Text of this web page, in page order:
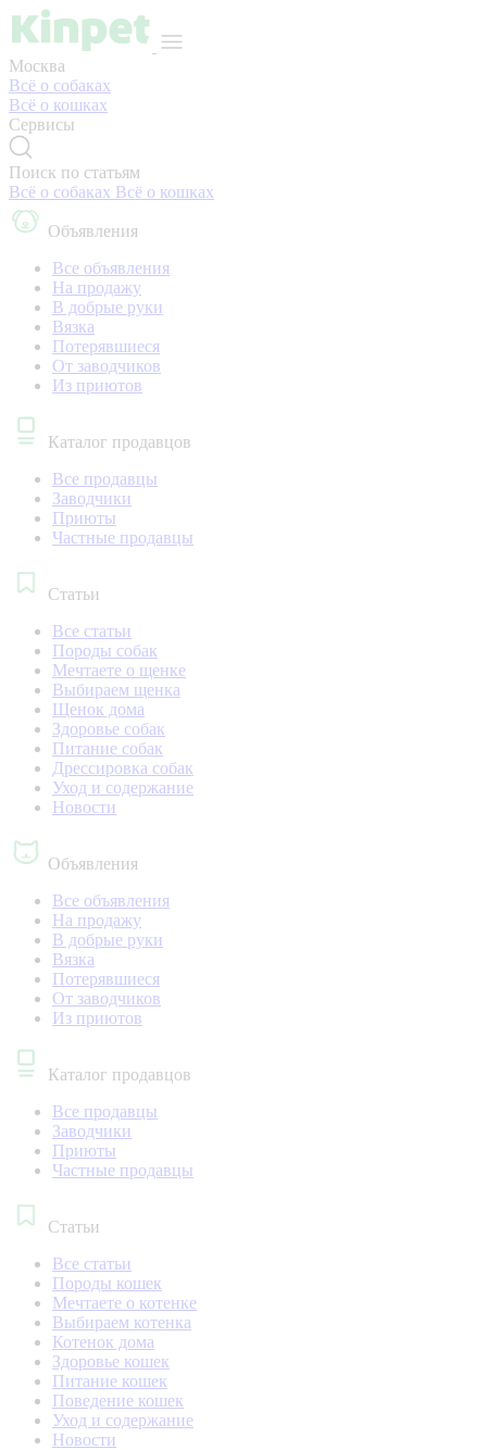
Москва
Всё о собаках
Всё о кошках
Сервисы
Поиск по статьям
Всё о собаках Всё о кошках
Объявления
Все объявления
На продажу
В добрые руки
Вязка
Потерявшиеся
От заводчиков
Из приютов
Каталог продавцов
Все продавцы
Заводчики
Приюты
Частные продавцы
Статьи
Все статьи
Породы собак
Мечтаете о щенке
Выбираем щенка
Щенок дома
Здоровье собак
Питание собак
Дрессировка собак
Уход и содержание
Новости
Объявления
Все объявления
На продажу
В добрые руки
Вязка
Потерявшиеся
От заводчиков
Из приютов
Каталог продавцов
Все продавцы
Заводчики
Приюты
Частные продавцы
Статьи
Все статьи
Породы кошек
Мечтаете о котенке
Выбираем котенка
Котенок дома
Здоровье кошек
Питание кошек
Поведение кошек
Уход и содержание
Новости